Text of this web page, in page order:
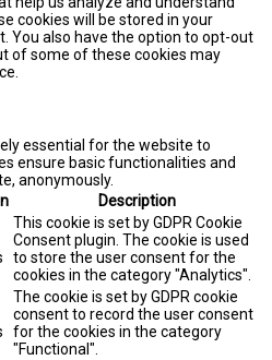
cookies will be stored in your
You also have the option to opt-out
of some of these cookies may
essential for the website to
ensure basic functionalities and
anonymously.
Description
This cookie is set by GDPR Cookie
Consent plugin. The cookie is used
to store the user consent for the
cookies in the category "Analytics".
The cookie is set by GDPR cookie
consent to record the user consent
for the cookies in the category
"Functional".